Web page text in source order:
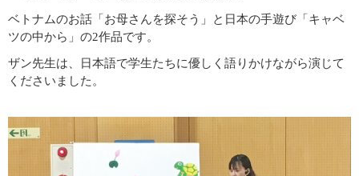
ベトナムのお話「お母さんを探そう」と日本の手遊び「キャベ
ツの中から」の2作品です。
ザン先生は、日本語で学生たちに優しく語りかけながら演じて
くださいました。